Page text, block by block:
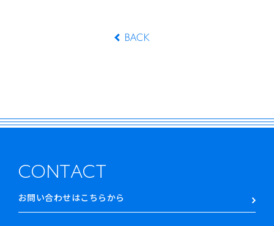
BACK
CONTACT
お問い合わせはこちらから